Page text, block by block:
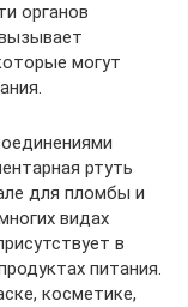
органов
могут
ртуть
для пломбы и
видах
в
питания.
косметике,